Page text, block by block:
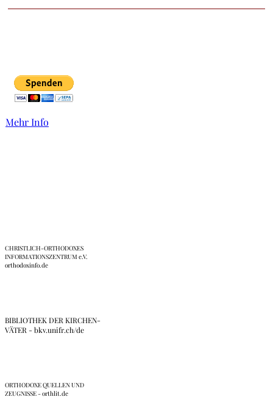
Mehr Info
CHRISTLICH-ORTHODOXES
INFORMATIONSZENTRUM e.V.
orthodoxinfo.de
BIBLIOTHEK DER KIRCHEN-
VÄTER - bkv.unifr.ch/de
ORTHODOXE QUELLEN UND
ZEUGNISSE - orthlit.de